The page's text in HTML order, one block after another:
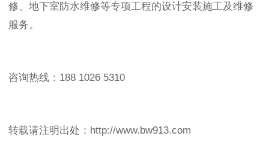
修、地下室防水维修等专项工程的设计安装施工及维修
服务。
咨询热线：188 1026 5310
转载请注明出处：http://www.bw913.com